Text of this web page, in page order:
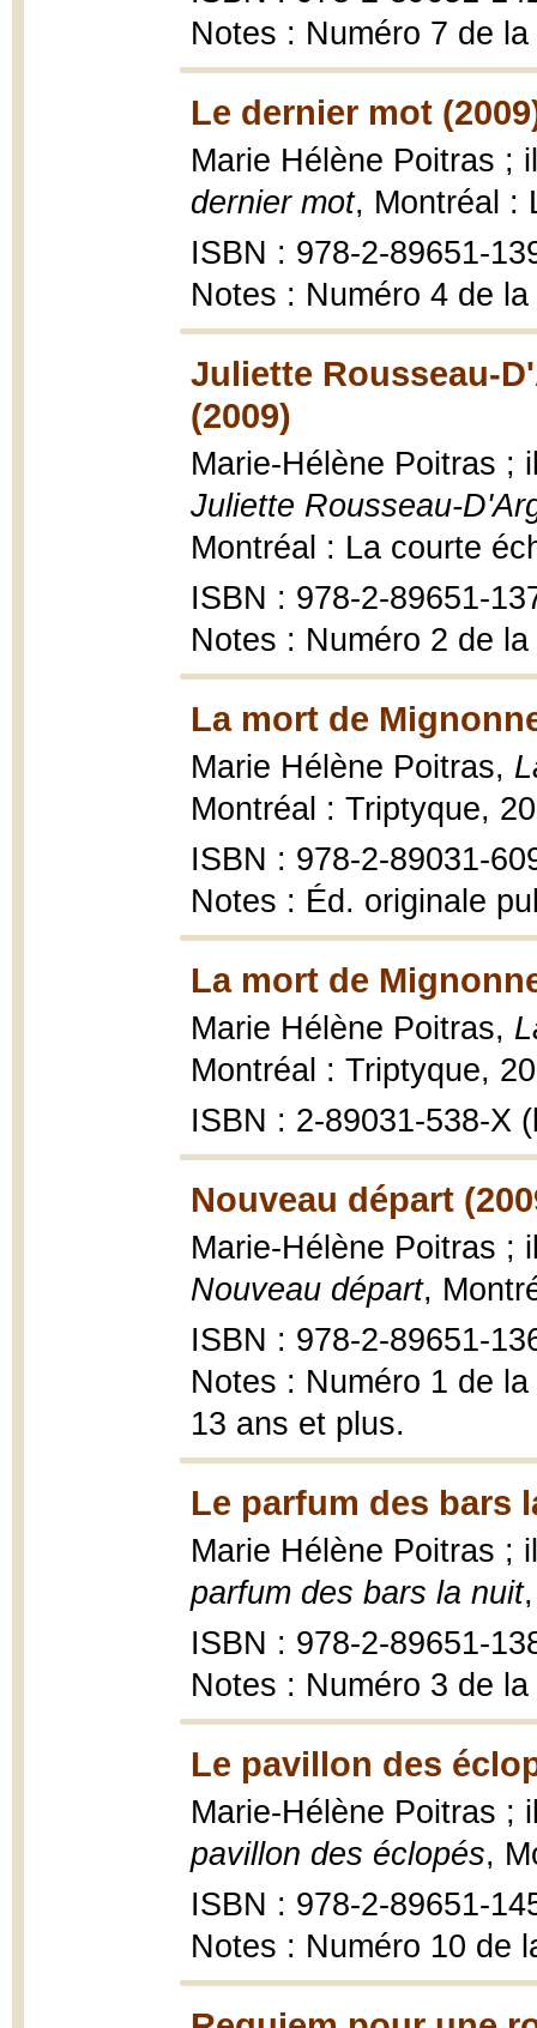
Notes : Numéro 7 de
Le dernier mot
Marie Hélène Poitras ;
dernier mot, Montréal :
ISBN : 978-2-89651-
Notes : Numéro 4 de
Juliette Rousseau-
(2009)
Marie-Hélène Poitras ;
Juliette Rousseau-
Montréal : La courte
ISBN : 978-2-89651-
Notes : Numéro 2 de
La mort de
Marie Hélène Poitras,
Montréal : Triptyque,
ISBN : 978-2-89031-
Notes : Éd. originale
La mort de
Marie Hélène Poitras,
Montréal : Triptyque,
ISBN : 2-89031-538-X
Nouveau départ
Marie-Hélène Poitras ;
Nouveau départ,
ISBN : 978-2-89651-
Notes : Numéro 1 de
13 ans et plus.
Le parfum des bars
Marie Hélène Poitras ;
parfum des bars la nuit
ISBN : 978-2-89651-
Notes : Numéro 3 de
Le pavillon des
Marie-Hélène Poitras ;
pavillon des éclopés,
ISBN : 978-2-89651-
Notes : Numéro 10 de